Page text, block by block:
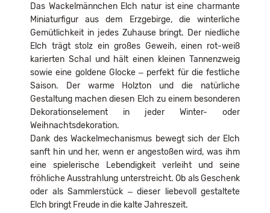
Das Wackelmännchen Elch natur ist eine charmante
Miniaturfigur aus dem Erzgebirge, die winterliche
Gemütlichkeit in jedes Zuhause bringt. Der niedliche
Elch trägt stolz ein großes Geweih, einen rot-weiß
karierten Schal und hält einen kleinen Tannenzweig
sowie eine goldene Glocke – perfekt für die festliche
Saison. Der warme Holzton und die natürliche
Gestaltung machen diesen Elch zu einem besonderen
Dekorationselement in jeder Winter- oder
Weihnachtsdekoration.
Dank des Wackelmechanismus bewegt sich der Elch
sanft hin und her, wenn er angestoßen wird, was ihm
eine spielerische Lebendigkeit verleiht und seine
fröhliche Ausstrahlung unterstreicht. Ob als Geschenk
oder als Sammlerstück – dieser liebevoll gestaltete
Elch bringt Freude in die kalte Jahreszeit.